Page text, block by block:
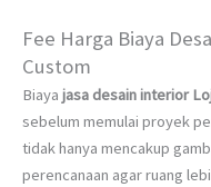
Fee Harga Biaya
Custom
Biaya jasa desain interior
sebelum memulai proyek
tidak hanya mencakup
perencanaan agar ruang